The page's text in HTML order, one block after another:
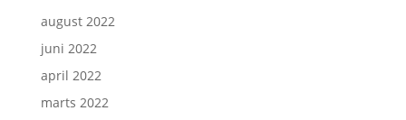
august 2022
juni 2022
april 2022
marts 2022